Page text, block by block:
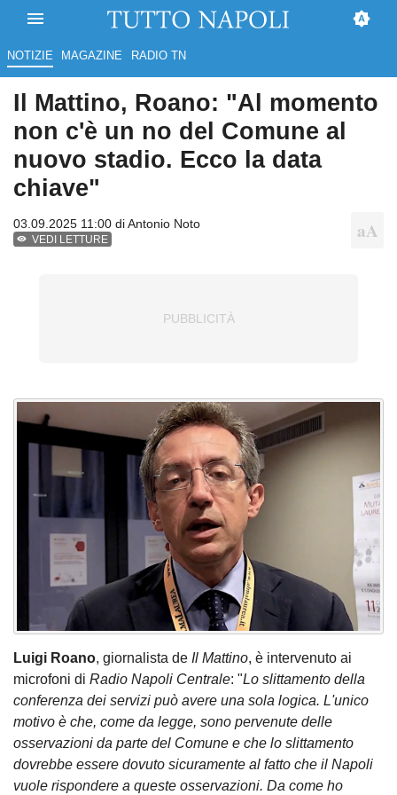
NOTIZIE MAGAZINE RADIO TN
Il Mattino, Roano: "Al momento
non c'è un no del Comune al
nuovo stadio. Ecco la data
chiave"
03.09.2025 11:00 diAntonio Noto
VEDI LETTURE
Luigi Roano, giornalista de Il Mattino, è intervenuto ai
microfoni di Radio Napoli Centrale: "Lo slittamento della
conferenza dei servizi può avere una sola logica. L'unico
motivo è che, come da legge, sono pervenute delle
osservazioni da parte del Comune e che lo slittamento
dovrebbe essere dovuto sicuramente al fatto che il Napoli
vuole rispondere a queste osservazioni. Da come ho